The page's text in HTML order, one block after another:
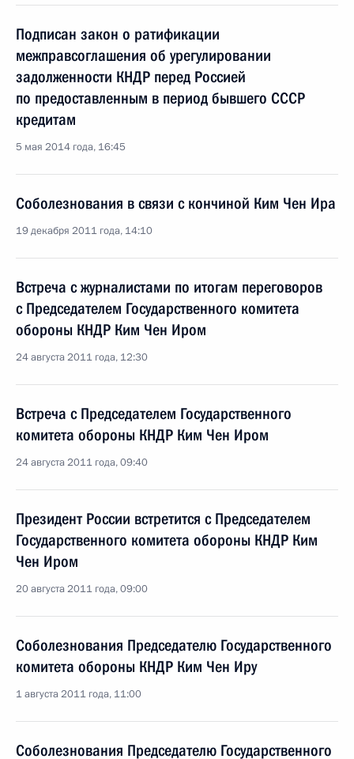
Подписан закон о ратификации
межправсоглашения об урегулировании
задолженности КНДР перед Россией
по предоставленным в период бывшего СССР
кредитам
5 мая 2014 года, 16:45
Соболезнования в связи с кончиной Ким Чен Ира
19 декабря 2011 года, 14:10
Встреча с журналистами по итогам переговоров
с Председателем Государственного комитета
обороны КНДР Ким Чен Иром
24 августа 2011 года, 12:30
Встреча с Председателем Государственного
комитета обороны КНДР Ким Чен Иром
24 августа 2011 года, 09:40
Президент России встретится с Председателем
Государственного комитета обороны КНДР Ким
Чен Иром
20 августа 2011 года, 09:00
Соболезнования Председателю Государственного
комитета обороны КНДР Ким Чен Иру
1 августа 2011 года, 11:00
Соболезнования Председателю Государственного